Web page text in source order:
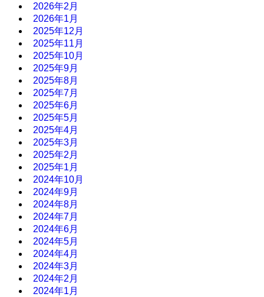
2026年2月
2026年1月
2025年12月
2025年11月
2025年10月
2025年9月
2025年8月
2025年7月
2025年6月
2025年5月
2025年4月
2025年3月
2025年2月
2025年1月
2024年10月
2024年9月
2024年8月
2024年7月
2024年6月
2024年5月
2024年4月
2024年3月
2024年2月
2024年1月